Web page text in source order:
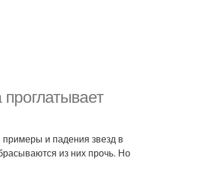
и падения звезд в
из них прочь. Но